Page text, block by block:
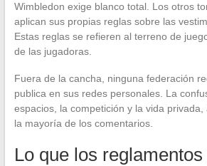
Wimbledon exige blanco total. Los otros
aplican sus propias reglas sobre las
Estas reglas se refieren al terreno de
de las jugadoras.
Fuera de la cancha, ninguna federación
publica en sus redes personales. La
espacios, la competición y la vida
la mayoría de los comentarios.
Lo que los